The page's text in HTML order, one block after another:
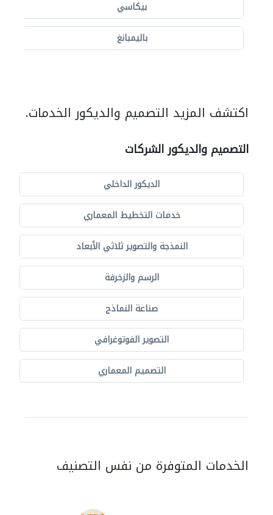
بيكاسي
باليمبانغ
اكتشف المزيد التصميم والديكور الخدمات.
التصميم والديكور الشركات
الديكور الداخلي
خدمات التخطيط المعماري
النمذجة والتصوير ثلاثي الأبعاد
الرسم والزخرفة
صناعة النماذج
التصوير الفوتوغرافي
التصميم المعماري
الخدمات المتوفرة من نفس التصنيف